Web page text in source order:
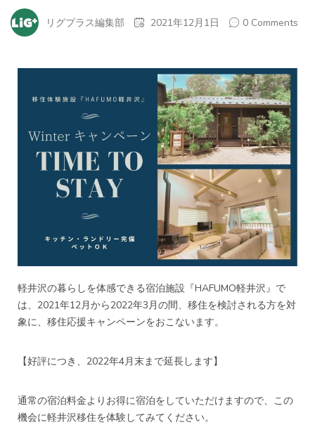
リグプラス編集部 2021年12月1日 0 Comments
軽井沢の暮らしを体感できる宿泊施設『HAFUMO軽井沢』で
は、2021年12月から2022年3月の間、移住を検討される方を対
象に、移住応援キャンペーンをおこないます。
【好評につき、2022年4月末まで延長します】
通常の宿泊料金よりお得に宿泊をしていただけますので、この
機会に軽井沢移住を体験してみてください。